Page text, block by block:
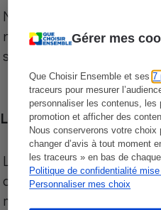
Gérer mes
Que Choisir Ensemble et ses7
traceurs pour mesurer
personnaliser les contenus, les
promotion et afficher des
Nous conserverons votre
changer d’avis à tout moment
les traceurs » en bas de
Politique de confidentialité
Personnaliser mes choix
Notre comparateur de
niveau de prix des
sur le territoire français.
Les comparaisons de
Les comparaisons sont
des produits des
marques de